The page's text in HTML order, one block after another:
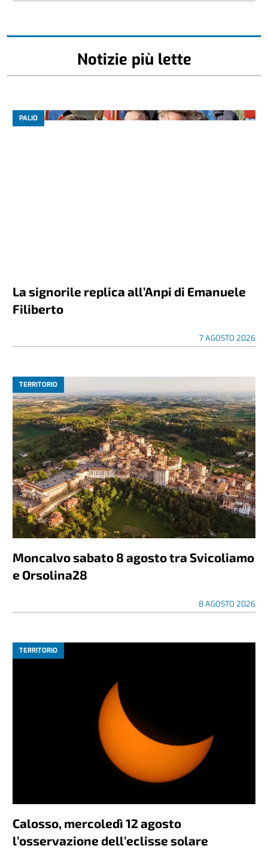
Notizie più lette
PALIO
La signorile replica all’Anpi di Emanuele
Filiberto
7 AGOSTO 2026
TERRITORIO
Moncalvo sabato 8 agosto tra Svicoliamo
e Orsolina28
8 AGOSTO 2026
TERRITORIO
Calosso, mercoledì 12 agosto
l’osservazione dell’eclisse solare